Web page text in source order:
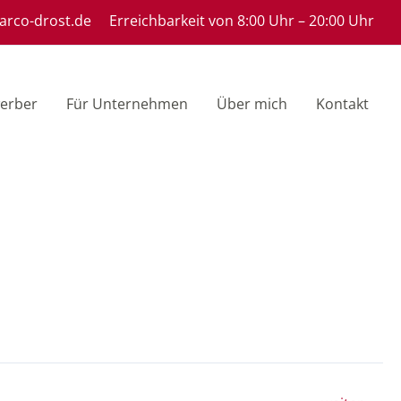
drost.de Erreichbarkeit von 8:00 Uhr – 20:00 Uhr
Für Unternehmen Über mich Kontakt